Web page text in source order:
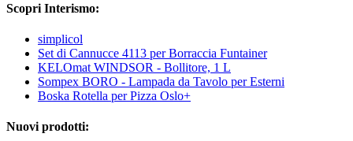
Scopri Interismo:
simplicol
Set di Cannucce 4113 per Borraccia Funtainer
KELOmat WINDSOR - Bollitore, 1 L
Sompex BORO - Lampada da Tavolo per Esterni
Boska Rotella per Pizza Oslo+
Nuovi prodotti: